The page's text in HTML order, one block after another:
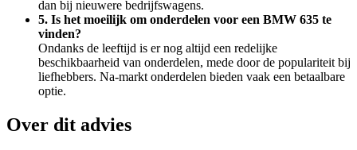
dan bij nieuwere bedrijfswagens.
5. Is het moeilijk om onderdelen voor een BMW 635 te
vinden?
Ondanks de leeftijd is er nog altijd een redelijke
beschikbaarheid van onderdelen, mede door de populariteit bij
liefhebbers. Na-markt onderdelen bieden vaak een betaalbare
optie.
Over dit advies